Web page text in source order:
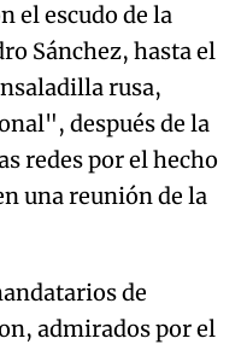
el escudo de la
Sánchez, hasta el
rusa,
después de la
redes por el hecho
una reunión de la
de
admirados por el